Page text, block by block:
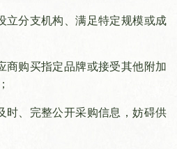
立分支机构、满足特定规模或成
商购买指定品牌或接受其他附加
时、完整公开采购信息，妨碍供